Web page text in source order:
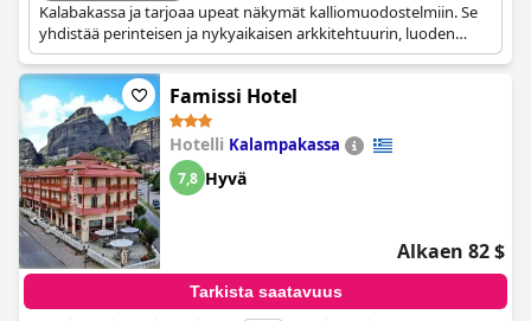
Kalabakassa ja tarjoaa upeat näkymät kalliomuodostelmiin. Se
yhdistää perinteisen ja nykyaikaisen arkkitehtuurin, luoden
viihtyisän ja mukavan ilmapiirin. Hotellin läheisyys ravintoloihin,
tavernoihin ja kauppoihin tekee siitä kätevän valinnan
matkailijoille.
Famissi Hotel
Hotelli Kalampakassa
7,8 Hyvä
Alkaen 82 $
Tarkista saatavuus